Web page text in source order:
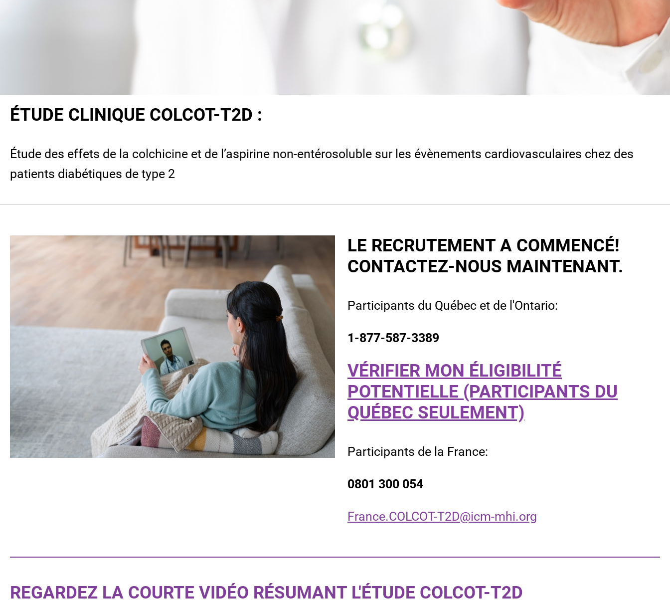
ÉTUDE CLINIQUE COLCOT-T2D :
Étude des effets de la colchicine et de l’aspirine non-entérosoluble sur les évènements cardiovasculaires chez des
patients diabétiques de type 2
LE RECRUTEMENT A COMMENCÉ!
CONTACTEZ-NOUS MAINTENANT.
Participants du Québec et de l'Ontario:
1-877-587-3389
VÉRIFIER MON ÉLIGIBILITÉ
POTENTIELLE (PARTICIPANTS DU
QUÉBEC SEULEMENT)
Participants de la France:
0801 300 054
France.COLCOT-T2D@icm-mhi.org
REGARDEZ LA COURTE VIDÉO RÉSUMANT L'ÉTUDE COLCOT-T2D